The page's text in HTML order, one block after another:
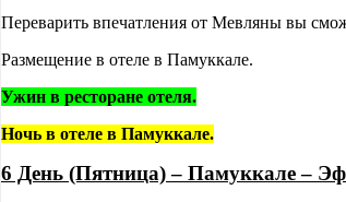
Переварить впечатления от Мев­ляны вы
Размещение в отеле в Памуккале.
Ужин в ресторане отеля.
Ночь в отеле в Памуккале.
6 День (Пятница) – Памуккале –